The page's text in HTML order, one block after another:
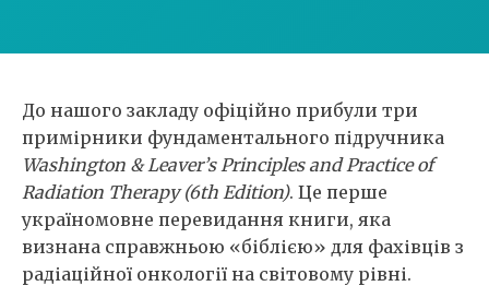
До нашого закладу офіційно прибули три
примірники фундаментального підручника
Washington & Leaver’s Principles and Practice of
Radiation Therapy (6th Edition). Це перше
україномовне перевидання книги, яка
визнана справжньою «біблією» для фахівців з
радіаційної онкології на світовому рівні.